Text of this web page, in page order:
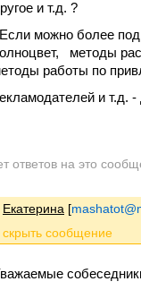
и т.д. ?
Если можно более
методы
работы по
и т.д.
ответов на это
Екатерина [